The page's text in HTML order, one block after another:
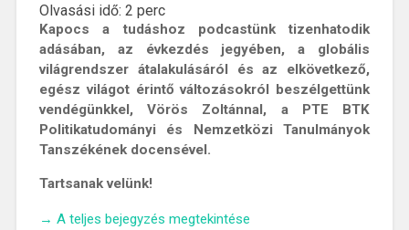
Olvasási idő: 2 perc
Kapocs a tudáshoz podcastünk tizenhatodik
adásában, az évkezdés jegyében, a globális
világrendszer átalakulásáról és az elkövetkező,
egész világot érintő változásokról beszélgettünk
vendégünkkel, Vörös Zoltánnal, a PTE BTK
Politikatudományi és Nemzetközi Tanulmányok
Tanszékének docensével.
Tartsanak velünk!
„Az
→ A teljes bejegyzés megtekintése